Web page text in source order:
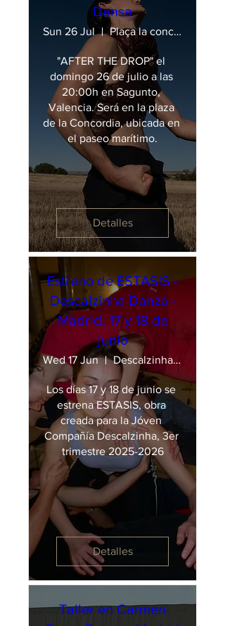
Dansa
Sun 26 Jul Plaça la concòrdia
"AFTER THE DROP" el
domingo 26 de julio a las
20:00h en Sagunto,
Valencia. Será en la plaza
de la Concordia, ubicada en
el paseo marítimo.
Detalles
Estreno de ESTASIS -
Descalzinha Danza -
Madrid, 17 y 18 de
junio
Wed 17 Jun Descalzinha Danza
Los días 17 y 18 de junio se
estrena ESTASIS, obra
creada para la Jóven
Compañía Descalzinha, 3er
trimestre 2025-2026
Detalles
Taller en Carmen